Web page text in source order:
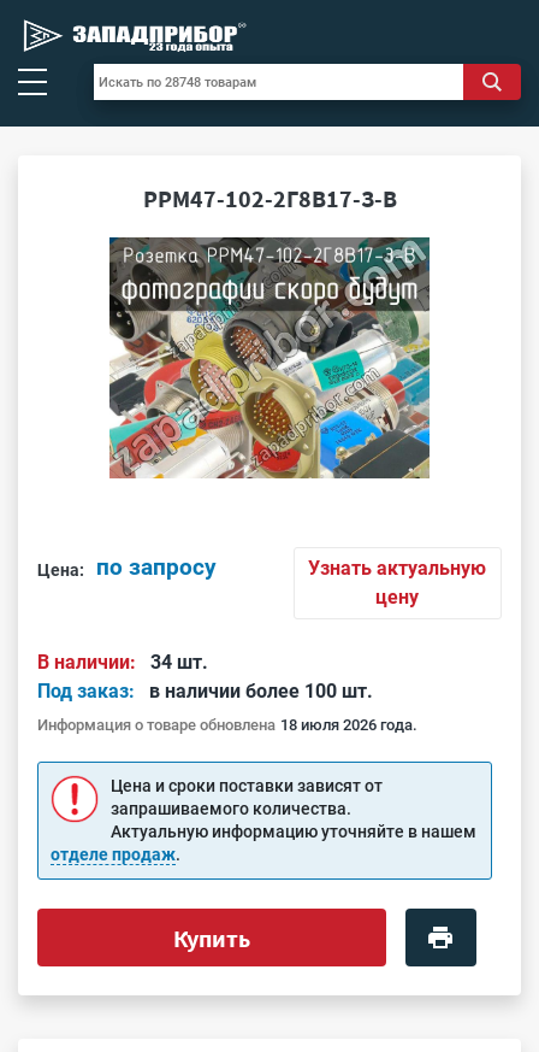
РРМ47-102-2Г8В17-З-В
Цена: по запросу
Узнать актуальную
цену
В наличии:
34 шт.
Под заказ:
в наличии более 100 шт.
Информация о товаре обновлена 18 июля 2026 года.
Цена и сроки поставки зависят от
запрашиваемого количества.
Актуальную информацию уточняйте в нашем
отделе продаж.
Купить